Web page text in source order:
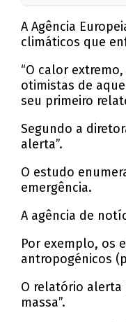
A Agência
climáticos que
“O calor
otimistas de
seu primeiro
Segundo a
alerta”.
O estudo
emergência.
A agência de
Por exemplo, os
antropogénicos
O relatório alerta
massa”.